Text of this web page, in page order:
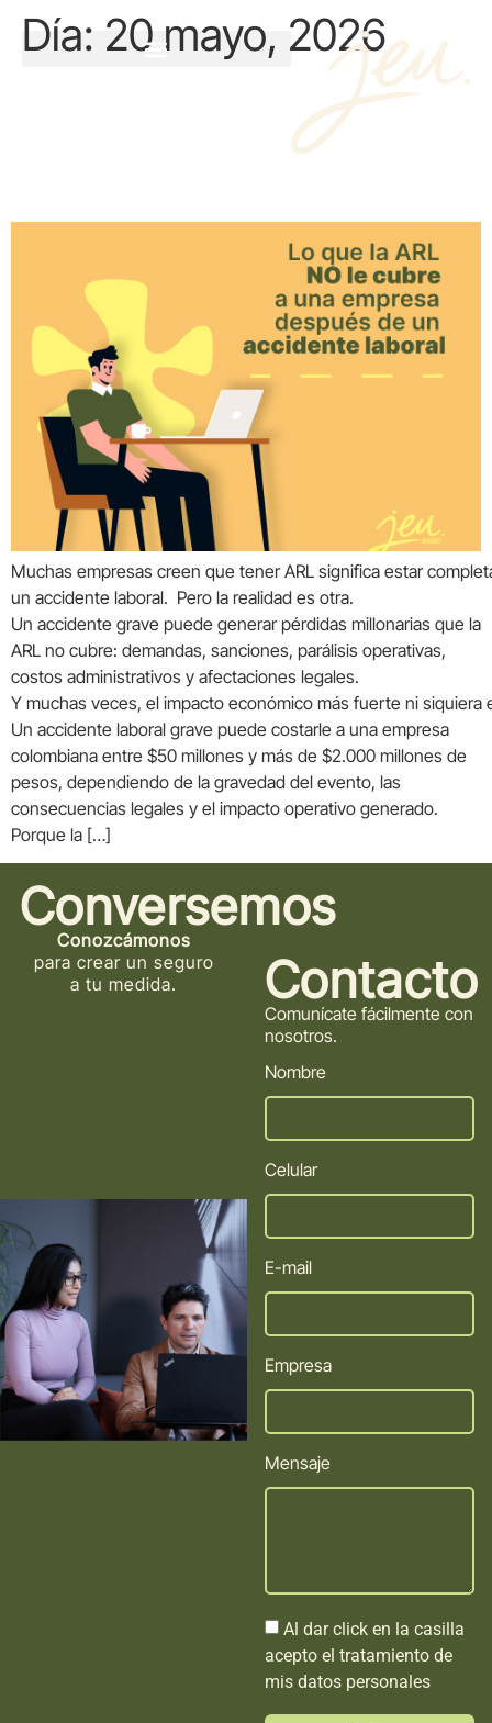
Día: 20 mayo, 2026
Lo que la ARL no le cubre a
una empresa después de un
Muchas empresas creen que tener ARL significa estar
un accidente laboral. Pero la realidad es otra.
Un accidente grave puede generar pérdidas millonarias que la
ARL no cubre: demandas, sanciones, parálisis operativas,
costos administrativos y afectaciones legales.
Y muchas veces, el impacto económico más fuerte ni siquiera
Un accidente laboral grave puede costarle a una empresa
colombiana entre $50 millones y más de $2.000 millones de
pesos, dependiendo de la gravedad del evento, las
consecuencias legales y el impacto operativo generado.
Porque la […]
Conversemos
Conozcámonos
para crear un seguro
a tu medida.
Contacto
Comunícate fácilmente con
nosotros.
Nombre
Celular
E-mail
Empresa
Mensaje
Al dar click en la casilla
acepto el tratamiento de
mis datos personales